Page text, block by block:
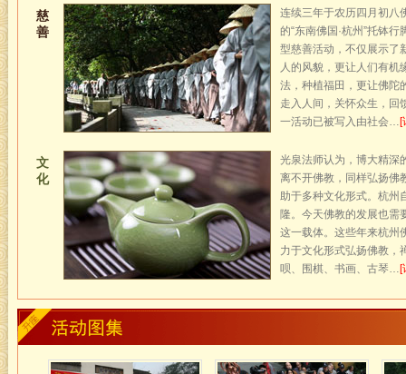
慈
善
连续三年于农历四月初八
的“东南佛国·杭州”托钵行
型慈善活动，不仅展示了
人的风貌，更让人们有机
法，种植福田，更让佛陀
走入人间，关怀众生，回
一活动已被写入由社会…[
文
化
光泉法师认为，博大精深
离不开佛教，同样弘扬佛
助于多种文化形式。杭州
隆。今天佛教的发展也需
这一载体。这些年来杭州
力于文化形式弘扬佛教，
呗、围棋、书画、古琴…[